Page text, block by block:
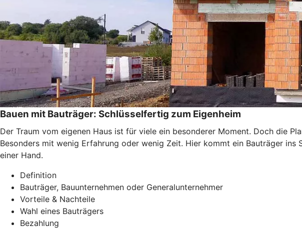
Bauen mit Bauträger: Schlüsselfertig zum Eigenheim
Der Traum vom eigenen Haus ist für viele ein besonderer Moment. Doch die
Besonders mit wenig Erfahrung oder wenig Zeit. Hier kommt ein Bauträger ins
einer Hand.
Definition
Bauträger, Bauunternehmen oder Generalunternehmer
Vorteile & Nachteile
Wahl eines Bauträgers
Bezahlung